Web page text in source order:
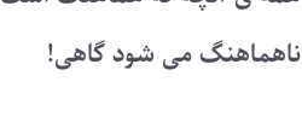
ناهماهنگ می شود گاهی!